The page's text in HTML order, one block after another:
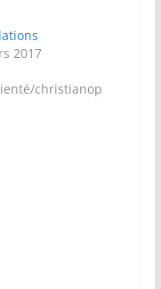
2017
christianop